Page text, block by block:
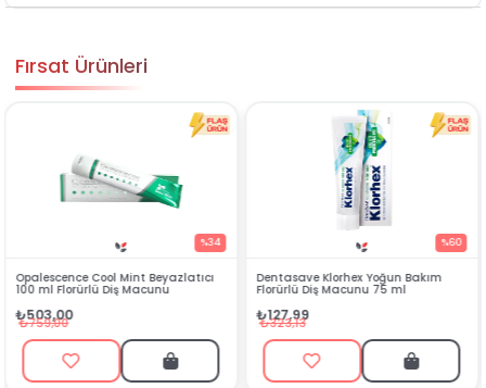
Fırsat Ürünleri
%60
Dentasave Klorhex Yoğun Bakım
Florürlü Diş Macunu 75 ml
₺127,99
₺323,13
Black Berry Bitkisel Sprey 25 ml
₺90,99
₺199,90